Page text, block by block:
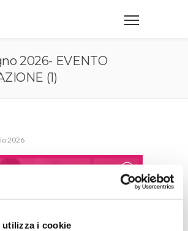
i cookie
2026- EVENTO
(1)
2026